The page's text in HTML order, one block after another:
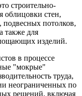
строительно-
облицовки стен,
подвесных потолков,
также для
изделий.
в процессе
"мокрые"
труда,
неограниченных по
решений, включая